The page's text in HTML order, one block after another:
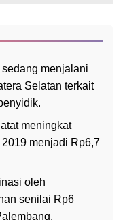
menjalani
Selatan terkait
meningkat
menjadi Rp6,7
oleh
senilai Rp6